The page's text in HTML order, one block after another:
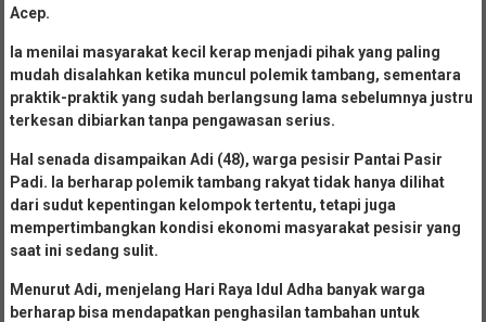
Acep.
Ia menilai masyarakat kecil kerap menjadi pihak yang paling
mudah disalahkan ketika muncul polemik tambang, sementara
praktik-praktik yang sudah berlangsung lama sebelumnya justru
terkesan dibiarkan tanpa pengawasan serius.
Hal senada disampaikan Adi (48), warga pesisir Pantai Pasir
Padi. Ia berharap polemik tambang rakyat tidak hanya dilihat
dari sudut kepentingan kelompok tertentu, tetapi juga
mempertimbangkan kondisi ekonomi masyarakat pesisir yang
saat ini sedang sulit.
Menurut Adi, menjelang Hari Raya Idul Adha banyak warga
berharap bisa mendapatkan penghasilan tambahan untuk